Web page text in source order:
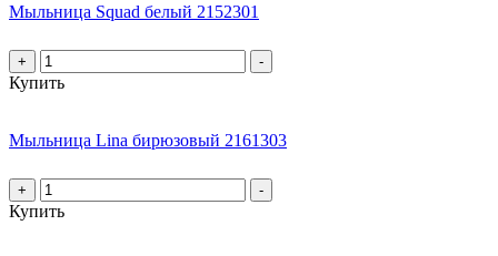
Мыльница Squad белый 2152301
+ -
Купить
Мыльница Lina бирюзовый 2161303
+ -
Купить